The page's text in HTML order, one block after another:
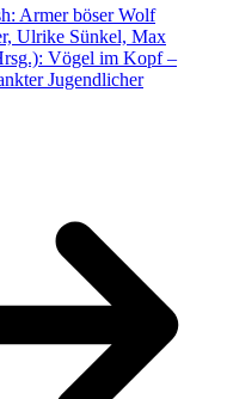
Armer böser Wolf
Ulrike Sünkel, Max
Vögel im Kopf –
Jugendlicher